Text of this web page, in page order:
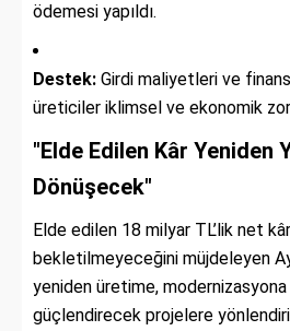
ödemesi yapıldı.
Destek: Girdi maliyetleri ve
üreticiler iklimsel ve ekonomik
"Elde Edilen Kâr Yeniden
Dönüşecek"
Elde edilen 18 milyar TL’lik net
bekletilmeyeceğini müjdeleyen
yeniden üretime,
güçlendirecek projelere